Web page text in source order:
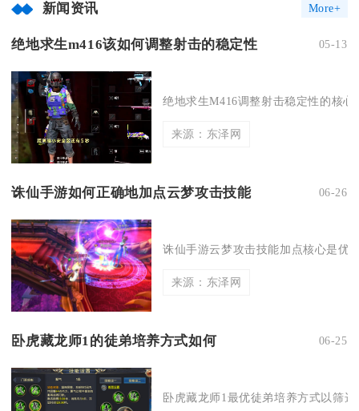
新闻资讯 More+
绝地求生m416该如何调整射击的稳定性 05-13
绝地求生M416调整射击稳定性的核
来源：东泽网
诛仙手游如何正确地加点云梦攻击技能 06-26
诛仙手游云梦攻击技能加点核心是优
来源：东泽网
卧虎藏龙师1的徒弟培养方式如何 06-25
卧虎藏龙师1最优徒弟培养方式以筛